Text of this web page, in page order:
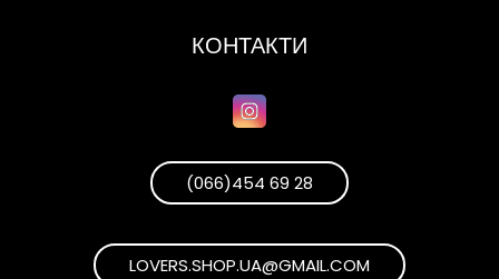
КОНТАКТИ
(066)454 69 28
LOVERS.SHOP.UA@GMAIL.COM